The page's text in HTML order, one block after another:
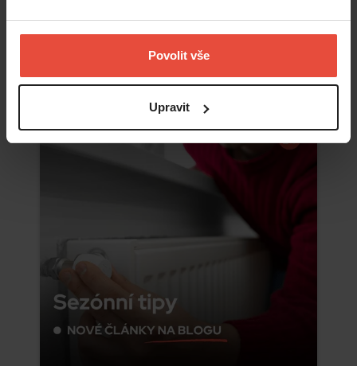
Povolit vše
Upravit